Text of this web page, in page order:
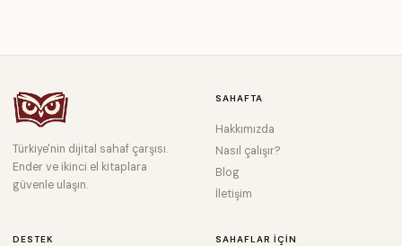
Türkiye'nin dijital sahaf çarşısı.
Ender ve ikinci el kitaplara
güvenle ulaşın.
SAHAFTA
Hakkımızda
Nasıl çalışır?
Blog
İletişim
DESTEK SAHAFLAR IÇIN